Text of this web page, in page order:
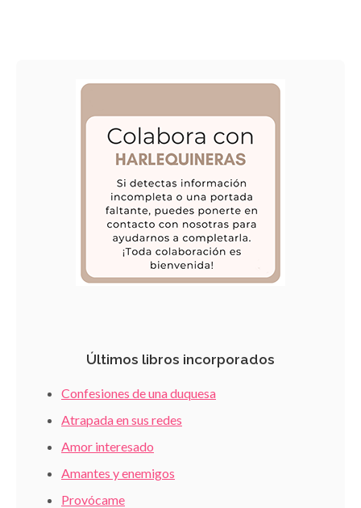
Últimos libros incorporados
Confesiones de una duquesa
Atrapada en sus redes
Amor interesado
Amantes y enemigos
Provócame